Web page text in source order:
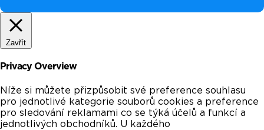
Zavřít
Privacy Overview
Níže si můžete přizpůsobit své preference souhlasu
pro jednotlivé kategorie souborů cookies a preference
pro sledování reklamami co se týká účelů a funkcí a
jednotlivých obchodníků. U každého